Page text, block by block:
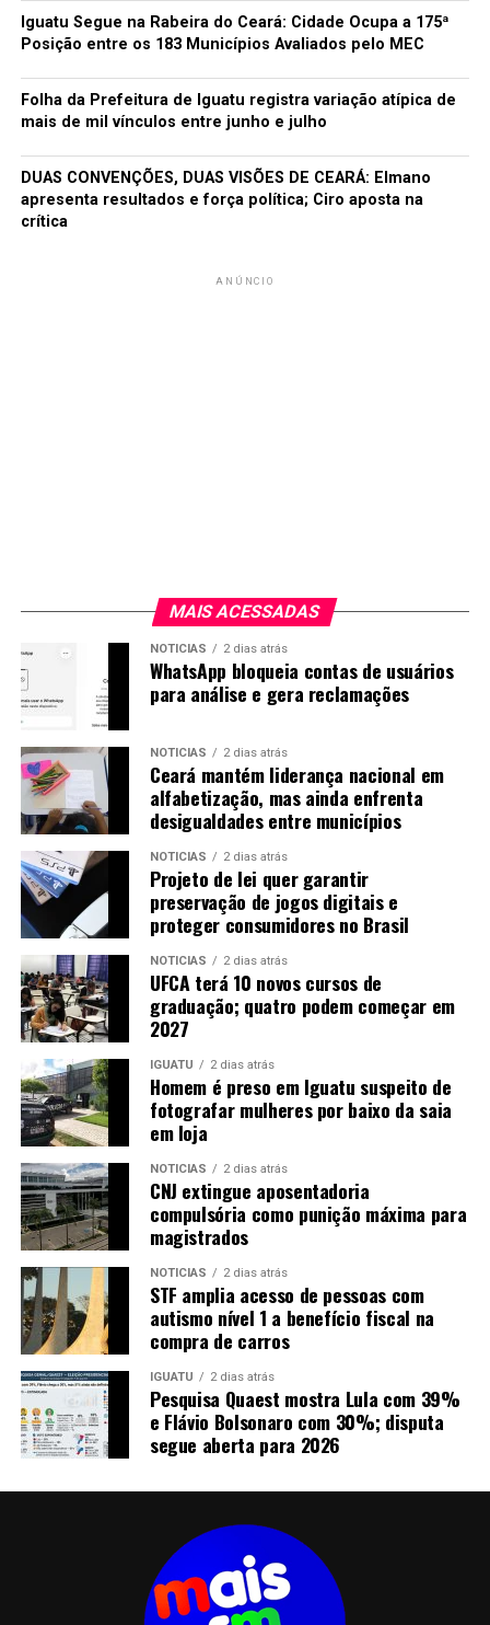
Iguatu Segue na Rabeira do Ceará: Cidade Ocupa a 175ª
Posição entre os 183 Municípios Avaliados pelo MEC
Folha da Prefeitura de Iguatu registra variação atípica de
mais de mil vínculos entre junho e julho
DUAS CONVENÇÕES, DUAS VISÕES DE CEARÁ: Elmano
apresenta resultados e força política; Ciro aposta na
crítica
ANÚNCIO
MAIS ACESSADAS
NOTICIAS 2 dias atrás
WhatsApp bloqueia contas de usuários
para análise e gera reclamações
NOTICIAS 2 dias atrás
Ceará mantém liderança nacional em
alfabetização, mas ainda enfrenta
desigualdades entre municípios
NOTICIAS 2 dias atrás
Projeto de lei quer garantir
preservação de jogos digitais e
proteger consumidores no Brasil
NOTICIAS 2 dias atrás
UFCA terá 10 novos cursos de
graduação; quatro podem começar em
2027
IGUATU 2 dias atrás
Homem é preso em Iguatu suspeito de
fotografar mulheres por baixo da saia
em loja
NOTICIAS 2 dias atrás
CNJ extingue aposentadoria
compulsória como punição máxima para
magistrados
NOTICIAS 2 dias atrás
STF amplia acesso de pessoas com
autismo nível 1 a benefício fiscal na
compra de carros
IGUATU 2 dias atrás
Pesquisa Quaest mostra Lula com 39%
e Flávio Bolsonaro com 30%; disputa
segue aberta para 2026